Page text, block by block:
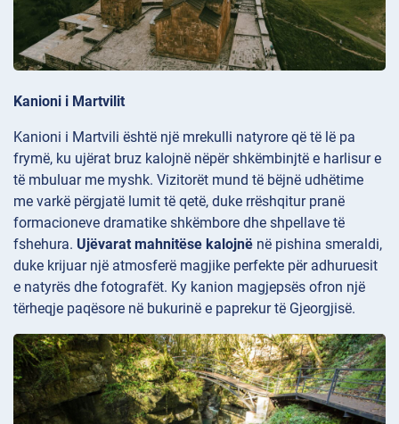
Kanioni i Martvilit
Kanioni i Martvili është një mrekulli natyrore që të lë pa
frymë, ku ujërat bruz kalojnë nëpër shkëmbinjtë e harlisur e
të mbuluar me myshk. Vizitorët mund të bëjnë udhëtime
me varkë përgjatë lumit të qetë, duke rrëshqitur pranë
formacioneve dramatike shkëmbore dhe shpellave të
fshehura. Ujëvarat mahnitëse kalojnë në pishina smeraldi,
duke krijuar një atmosferë magjike perfekte për adhuruesit
e natyrës dhe fotografët. Ky kanion magjepsës ofron një
tërheqje paqësore në bukurinë e paprekur të Gjeorgjisë.